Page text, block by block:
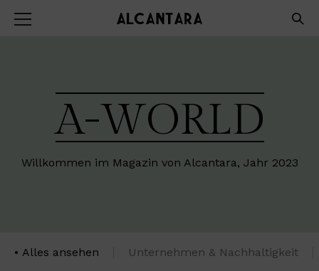
A-WORLD
Willkommen im Magazin von Alcantara, Jahr 2023
Alles ansehen Unternehmen & Nachhaltigkeit